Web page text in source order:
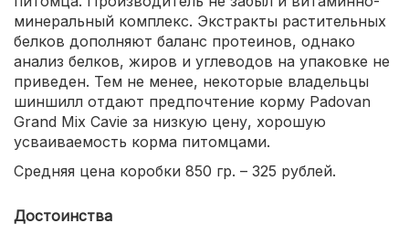
минеральный комплекс. Экстракты растительных
белков дополняют баланс протеинов, однако
анализ белков, жиров и углеводов на упаковке не
приведен. Тем не менее, некоторые владельцы
шиншилл отдают предпочтение корму Padovan
Grand Mix Сavie за низкую цену, хорошую
усваиваемость корма питомцами.
Средняя цена коробки 850 гр. – 325 рублей.
Достоинства